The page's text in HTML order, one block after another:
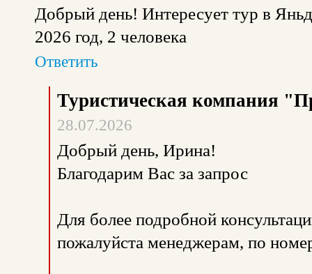
Добрый день! Интересует тур в
2026 год, 2 человека
Ответить
Туристическая компания
28.07.2026
Добрый день, Ирина!
Благодарим Вас за запрос
Для более подробной
пожалуйста менеджерам, по